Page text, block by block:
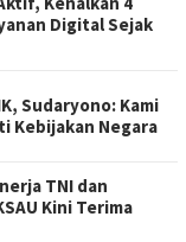
Digital Sejak
Sudaryono: Kami
Kebijakan Negara
TNI dan
Kini Terima